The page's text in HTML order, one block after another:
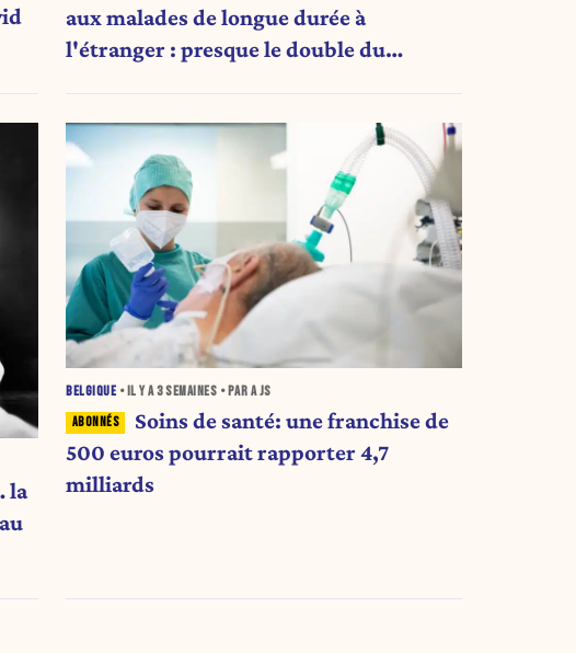
aux malades de longue durée à
l'étranger : presque le double du
la
BELGIQUE • IL Y A3 SEMAINES • PAR A JS
Soins de santé: une franchise de
500 euros pourrait rapporter 4,7
milliards